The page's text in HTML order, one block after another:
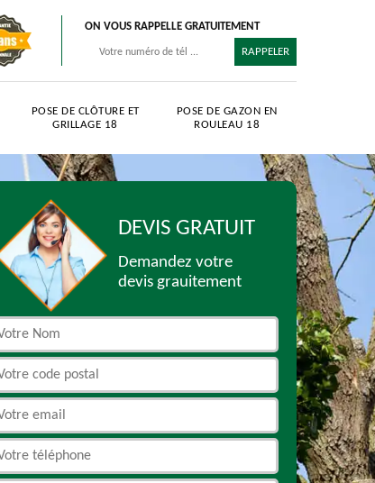
ON VOUS RAPPELLE GRATUITEMENT
POSE DE CLÔTURE ET
GRILLAGE 18
POSE DE GAZON EN
ROULEAU 18
DEVIS GRATUIT
Demandez votre
devis grauitement